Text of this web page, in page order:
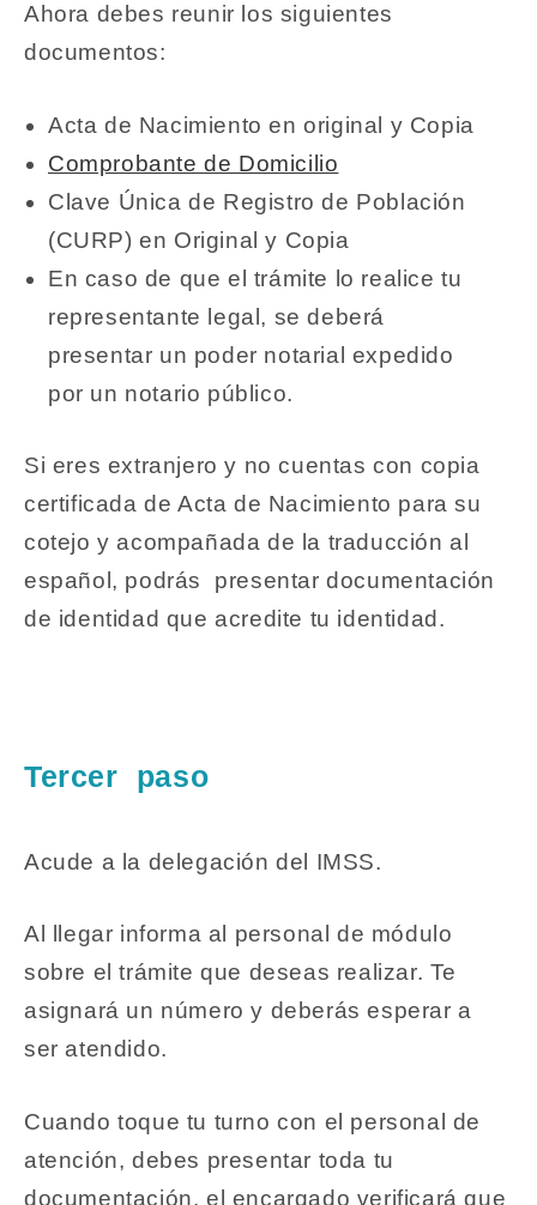
Ahora debes reunir los siguientes
documentos:
Acta de Nacimiento en original y Copia
Comprobante de Domicilio
Clave Única de Registro de Población
(CURP) en Original y Copia
En caso de que el trámite lo realice tu
representante legal, se deberá
presentar un poder notarial expedido
por un notario público.
Si eres extranjero y no cuentas con copia
certificada de Acta de Nacimiento para su
cotejo y acompañada de la traducción al
español, podrás presentar documentación
de identidad que acredite tu identidad.
Tercer paso
Acude a la delegación del IMSS.
Al llegar informa al personal de módulo
sobre el trámite que deseas realizar. Te
asignará un número y deberás esperar a
ser atendido.
Cuando toque tu turno con el personal de
atención, debes presentar toda tu
documentación, el encargado verificará que